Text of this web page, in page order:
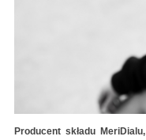
Producent składu MeriDialu,